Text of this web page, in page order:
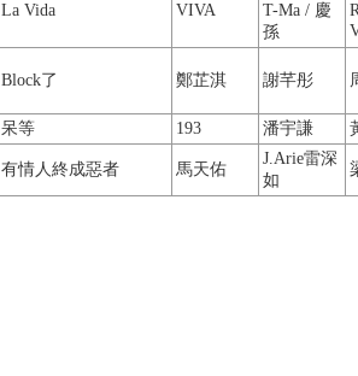
La Vida VIVA
T-Ma / 慶
孫
Block了 鄭芷淇 謝芊彤
呆等 193 潘宇謙
有情人終成惡者 馬天佑
J.Arie雷深
如